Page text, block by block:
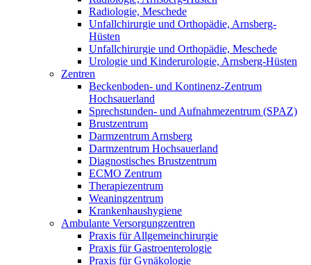
Radiologie, Meschede
Unfallchirurgie und Orthopädie, Arnsberg-
Hüsten
Unfallchirurgie und Orthopädie, Meschede
Urologie und Kinderurologie, Arnsberg-Hüsten
Zentren
Beckenboden- und Kontinenz-Zentrum
Hochsauerland
Sprechstunden- und Aufnahmezentrum (SPAZ)
Brustzentrum
Darmzentrum Arnsberg
Darmzentrum Hochsauerland
Diagnostisches Brustzentrum
ECMO Zentrum
Therapiezentrum
Weaningzentrum
Krankenhaushygiene
Ambulante Versorgungzentren
Praxis für Allgemeinchirurgie
Praxis für Gastroenterologie
Praxis für Gynäkologie